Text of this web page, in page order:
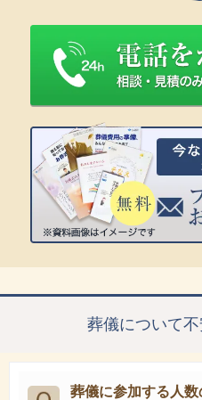
葬儀について
葬儀に参加する人